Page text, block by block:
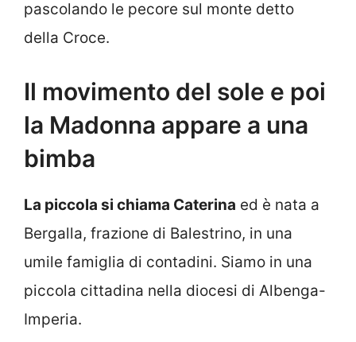
pascolando le pecore sul monte detto
della Croce.
Il movimento del sole e poi
la Madonna appare a una
bimba
La piccola si chiama Caterina ed è nata a
Bergalla, frazione di Balestrino, in una
umile famiglia di contadini. Siamo in una
piccola cittadina nella diocesi di Albenga-
Imperia.